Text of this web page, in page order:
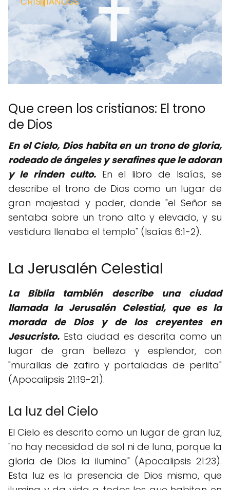
Que creen los cristianos: El trono
de Dios
En el Cielo, Dios habita en un trono de gloria,
rodeado de ángeles y serafines que le adoran
y le rinden culto.En el libro de Isaías, se
describe el trono de Dios como un lugar de
gran majestad y poder, donde "el Señor se
sentaba sobre un trono alto y elevado, y su
vestidura llenaba el templo" (Isaías 6:1-2).
La Jerusalén Celestial
La Biblia también describe una ciudad
llamada la Jerusalén Celestial, que es la
morada de Dios y de los creyentes en
Jesucristo. Esta ciudad es descrita como un
lugar de gran belleza y esplendor, con
"murallas de zafiro y portaladas de perlita"
(Apocalipsis 21:19-21).
La luz del Cielo
El Cielo es descrito como un lugar de gran luz,
"no hay necesidad de sol ni de luna, porque la
gloria de Dios la ilumina" (Apocalipsis 21:23).
Esta luz es la presencia de Dios mismo, que